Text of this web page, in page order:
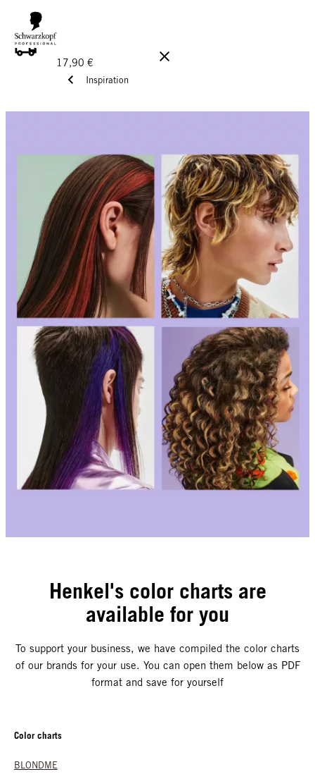
GRATIS LEVERANS PÅ BESTÄLLNINGAR ÖVER 160 €!
17,90 €
Inspiration
Henkel's color charts are
available for you
To support your business, we have compiled the color charts
of our brands for your use. You can open them below as PDF
format and save for yourself
Color charts
BLONDME